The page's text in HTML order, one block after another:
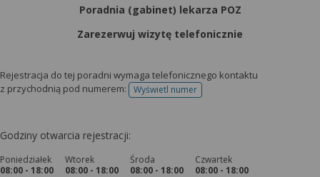
Poradnia (gabinet) lekarza POZ
Zarezerwuj wizytę telefonicznie
Rejestracja do tej poradni wymaga telefonicznego kontaktu
z przychodnią pod numerem:
Wyświetl numertelefonu do rejestracji
Godziny otwarcia rejestracji:
Poniedziałek
08:00 - 18:00
Wtorek
08:00 - 18:00
Środa
08:00 - 18:00
Czwartek
08:00 - 18:00